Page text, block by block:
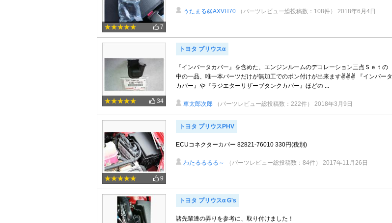
7
うたまる@AXVH70 （パーツレビュー総投稿数：108件） 2018年6月4日
34
トヨタ プリウスα
『インバータカバー』を含めた、エンジンルームのデコレーション三点Ｓｅｔの
中の一品、唯一本パーツだけが無加工でのポン付けが出来ます✌✌✌ 『インバータ
カバー』や『ラジエターリザーブタンクカバー』ほどの ...
車太郎次郎 （パーツレビュー総投稿数：222件） 2018年3月9日
9
トヨタ プリウスPHV
ECUコネクターカバー 82821-76010 330円(税別)
わたるるるる～ （パーツレビュー総投稿数：84件） 2017年11月26日
トヨタ プリウスα G's
諸先輩達の弄りを参考に、取り付けました！